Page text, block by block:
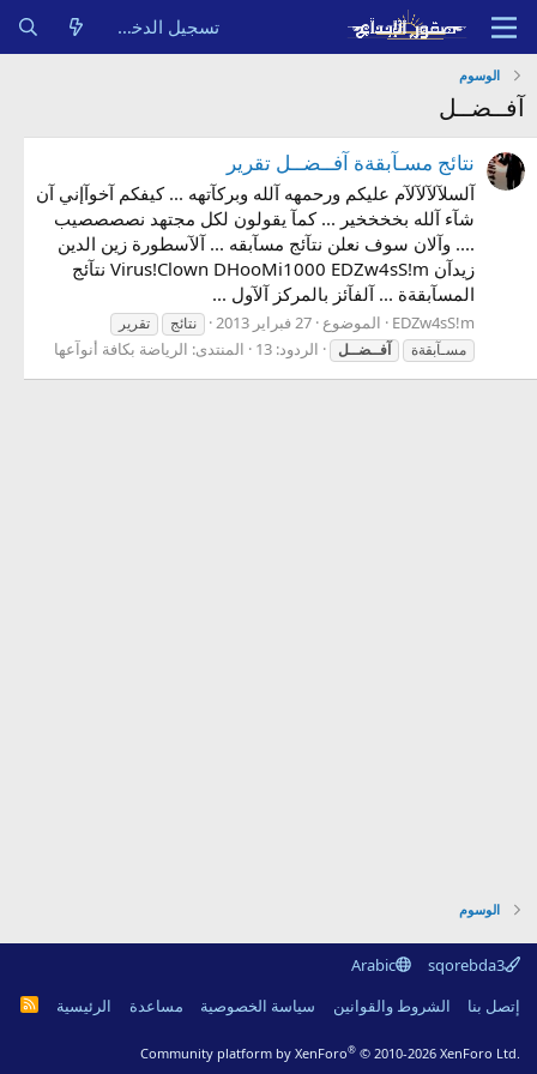
تسجيل الدخول
الوسوم
آفــضــل
نتائج مسـآبقةة آفــضــل تقرير
آلسلآلآلآلآم عليكم ورحمهه آلله وبركآتهه ... كيفكم آخوآإني آن
شآء آلله بخخخخير ... كمآ يقولون لكل مجتهد نصصصصيب
.... وآلان سوف نعلن نتآئج مسآبقه ... آلآسطورة زين الدين
زيدآن Virus!Clown DHooMi1000 EDZw4sS!m نتآئج
المسآبقةة ... آلفآئز بالمركز آلآول ...
EDZw4sS!m الموضوع 27 فبراير 2013 نتائج
تقرير
مسـآبقةة
آفــضــل الردود: 13 المنتدى: الرياضة بكافة أنوآعها
الوسوم
sqorebda3
Arabic
إتصل بنا
الشروط والقوانين سياسة الخصوصية مساعدة الرئيسية
R
Community platform by XenForo® © 2010-2026 XenForo Ltd.